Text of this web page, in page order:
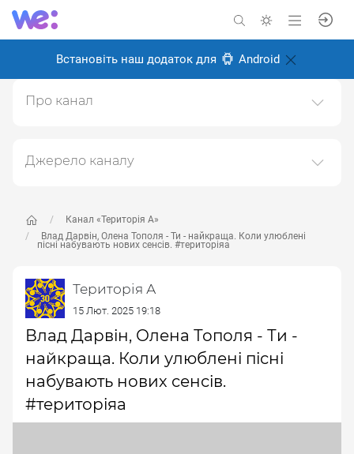
Встановіть наш додаток для Android
Канал «Територія А»
Влад Дарвін, Олена Тополя - Ти - найкраща. Коли улюблені
пісні набувають нових сенсів. #територіяа
Територія А
15 Лют. 2025 19:18
Влад Дарвін, Олена Тополя - Ти -
найкраща. Коли улюблені пісні
набувають нових сенсів.
#територіяа
Про канал
Створено: 18 лютого 2025
Джерело каналу
l/UC6oZi0YxLFCfZfg0wLBDOrw
популяризації та збільшення аудиторії його
підписників.
Переходьте за посиланнями в дописах для
отримання повної інформації про Автора, чи
предмет допису.